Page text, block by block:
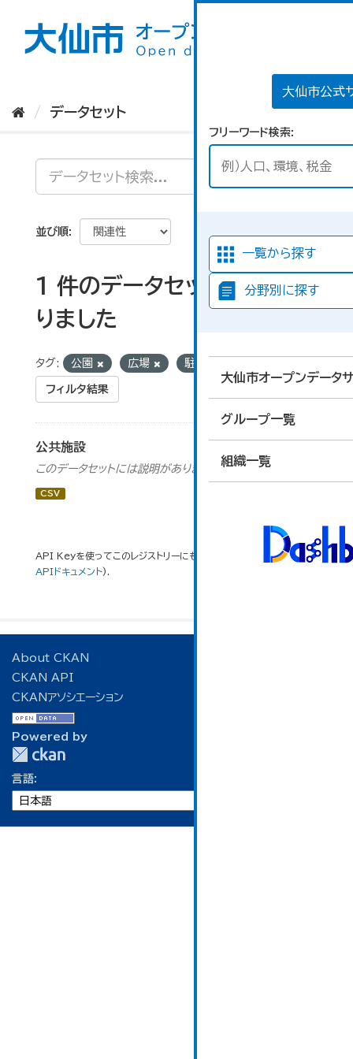
大仙市公式
フリーワード検索
一覧から探す
分野別に探す
大仙市オープンデータ
グループ一覧
組織一覧
データセット
並び順
1 件のデータセットが見つか
りました
タグ: 公園 広場 駐車場
フィルタ結果
公共施設
このデータセットには説明がありません
CSV
API Keyを使ってこのレジストリーにもアクセス可能ですAPI(see
APIドキュメント).
About CKAN
CKAN API
CKANアソシエーション
Powered by
言語